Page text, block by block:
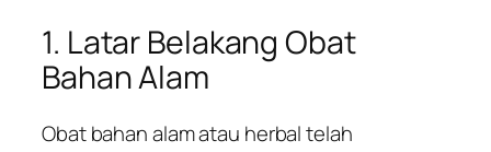
1. Latar Belakang Obat
Bahan Alam
Obat bahan alam atau herbal telah